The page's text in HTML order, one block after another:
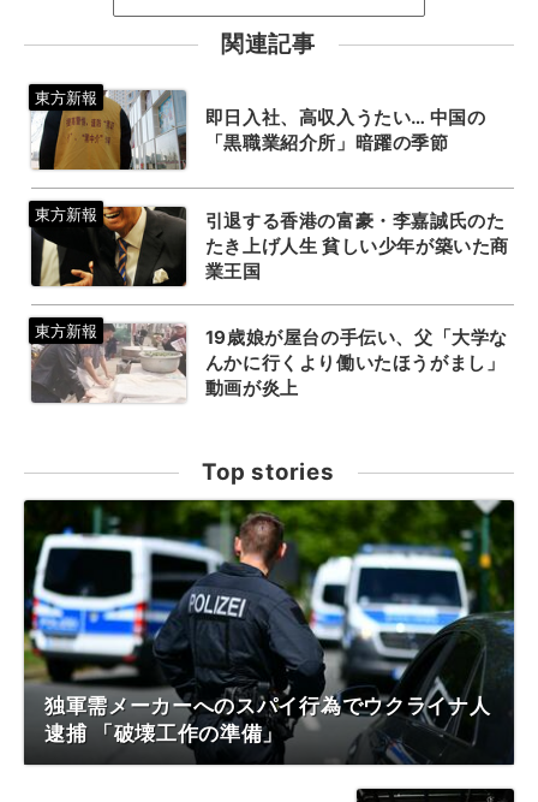
関連記事
即日入社、高収入うたい… 中国の
「黒職業紹介所」暗躍の季節
引退する香港の富豪・李嘉誠氏のた
たき上げ人生 貧しい少年が築いた商
業王国
19歳娘が屋台の手伝い、父「大学な
んかに行くより働いたほうがまし」
動画が炎上
Top stories
独軍需メーカーへのスパイ行為でウクライナ人
逮捕 「破壊工作の準備」